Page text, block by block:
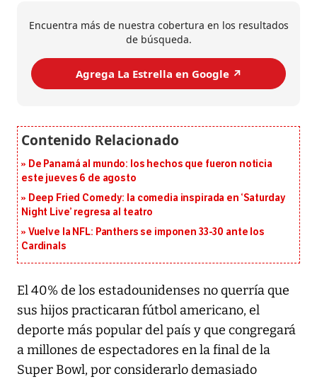
Encuentra más de nuestra cobertura en los resultados
de búsqueda.
Agrega La Estrella en Google ↗️
De Panamá al mundo: los hechos que fueron noticia
este jueves 6 de agosto
Deep Fried Comedy: la comedia inspirada en ‘Saturday
Night Live’ regresa al teatro
Vuelve la NFL: Panthers se imponen 33-30 ante los
Cardinals
El 40% de los estadounidenses no querría que
sus hijos practicaran fútbol americano, el
deporte más popular del país y que congregará
a millones de espectadores en la final de la
Super Bowl, por considerarlo demasiado